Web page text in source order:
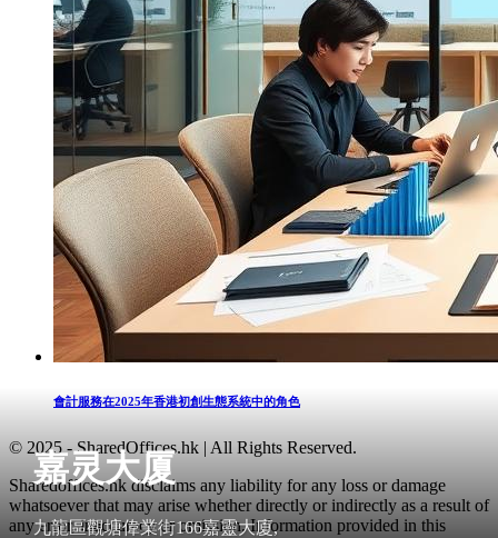
嘉灵大厦
九龍區觀塘偉業街166嘉靈大廈,
會計服務在2025年香港初創生態系統中的角色
© 2025 - SharedOffices.hk | All Rights Reserved.
Sharedoffices.hk disclaims any liability for any loss or damage
whatsoever that may arise whether directly or indirectly as a result of
any error, inaccuracy or omission. Information provided in this